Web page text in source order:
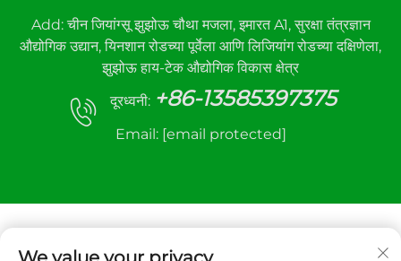
Add: चीन जियांग्सू झुझोऊ चौथा मजला, इमारत A1, सुरक्षा तंत्रज्ञान
औद्योगिक उद्यान, यिनशान रोडच्या पूर्वेला आणि लिजियांग रोडच्या दक्षिणेला,
झुझोऊ हाय-टेक औद्योगिक विकास क्षेत्र
दूरध्वनी: +86-13585397375
Email: [email protected]